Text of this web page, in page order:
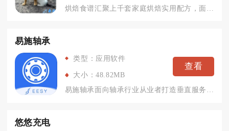
易施轴承
类型：应用软件
大小：48.82MB
查看
悠悠充电